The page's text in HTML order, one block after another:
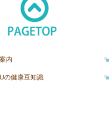
内
の健康豆知識